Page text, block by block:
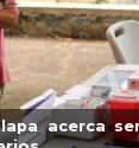
acerca